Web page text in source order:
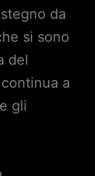
da
si sono
del
a
gli